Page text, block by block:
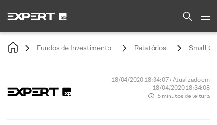
Fundos de Investimento Relatórios Small
18/04/2020 18:34:07 • Atualizado em
18/04/2020 18:34:08
5 minutos de leitura